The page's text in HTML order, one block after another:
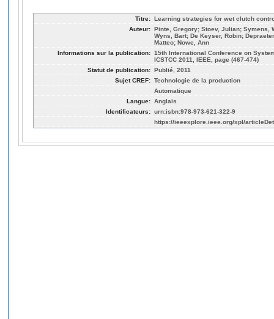
Titre: Learning strategies for wet clutch
Auteur: Pinte, Gregory; Stoev, Julian; Symens,
Wyns, Bart; De Keyser, Robin;
Matteo; Nowe, Ann
Informations sur la publication: 15th International Conference on
ICSTCC 2011, IEEE, page (467-474)
Statut de publication: Publié, 2011
Sujet CREF: Technologie de la production
Automatique
Langue: Anglais
Identificateurs: urn:isbn:978-973-621-322-9
https://ieeexplore.ieee.org/xpl/